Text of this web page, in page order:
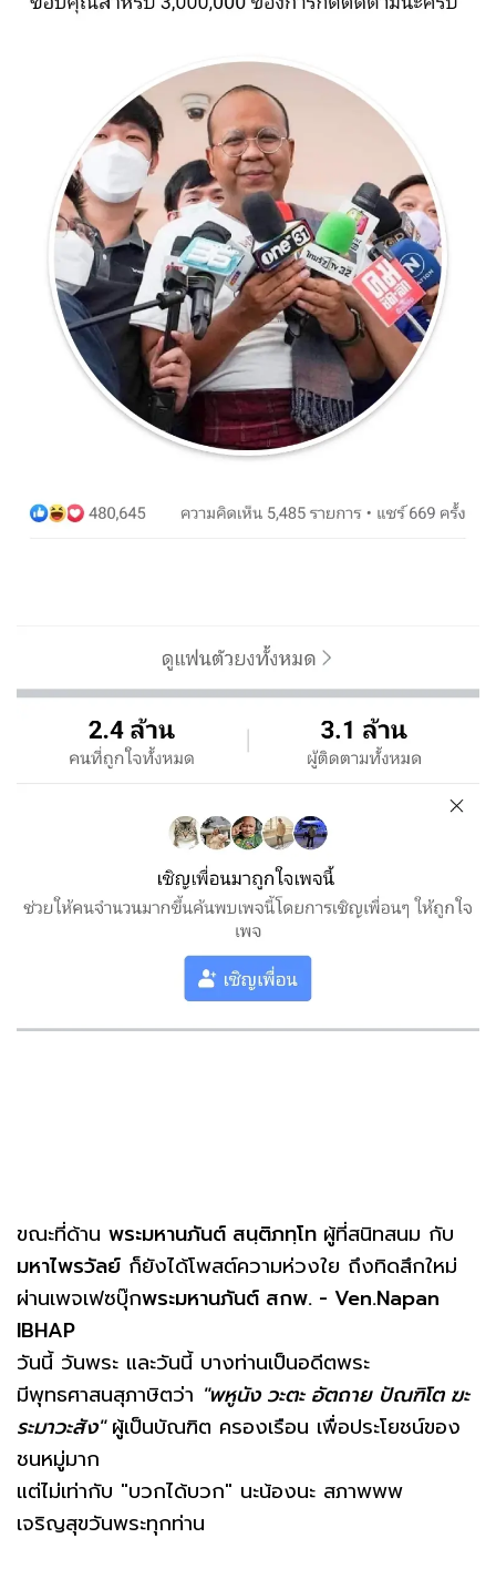
ขณะที่ด้าน พระมหานภันต์ สนฺติภทฺโท ผู้ที่สนิทสนม กับ
มหาไพรวัลย์ ก็ยังได้โพสต์ความห่วงใย ถึงทิดสึกใหม่
ผ่านเพจเฟซบุ๊กพระมหานภันต์ สกพ. - Ven.Napan
IBHAP
วันนี้ วันพระ และวันนี้ บางท่านเป็นอดีตพระ
มีพุทธศาสนสุภาษิตว่า "พหูนัง วะตะ อัตถาย ปัณฑิโต ฆะ
ระมาวะสัง"ผู้เป็น​บัณฑิต ครองเรือน เพื่อประโยชน์​ของ
ชนหมู่มาก
แต่ไม่เท่ากับ "บวกได้บวก" นะน้องนะ สภาพพพ
เจริญสุขวันพระทุกท่าน